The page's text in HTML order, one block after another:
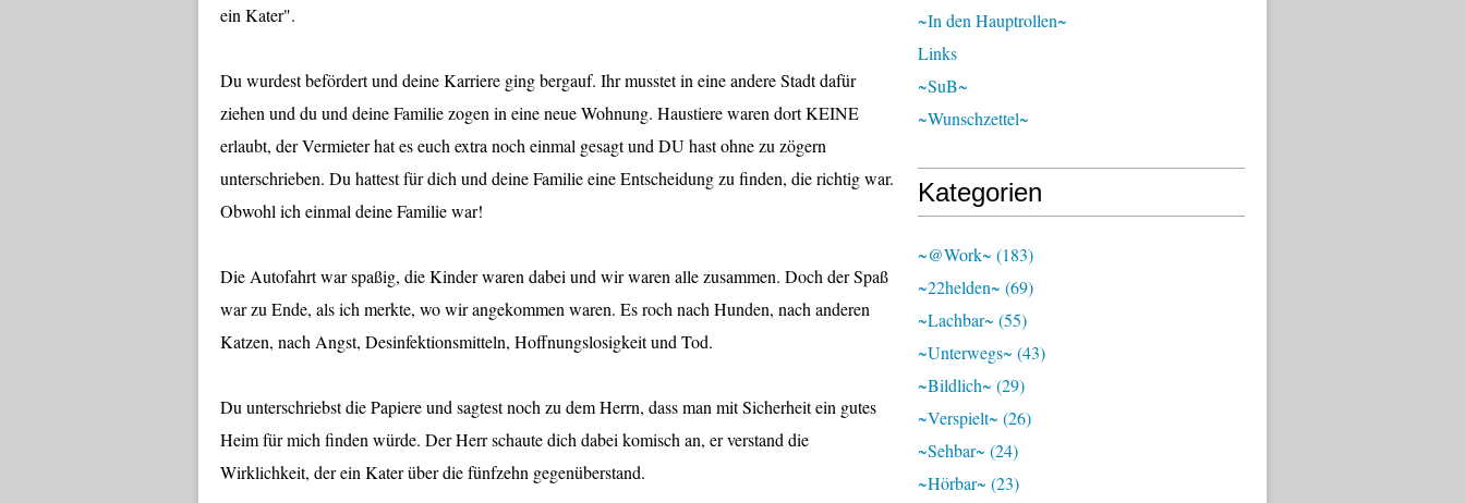
ein Kater".
Du wurdest befördert und deine Karriere ging bergauf. Ihr musstet in eine andere Stadt dafür
ziehen und du und deine Familie zogen in eine neue Wohnung. Haustiere waren dort KEINE
erlaubt, der Vermieter hat es euch extra noch einmal gesagt und DU hast ohne zu zögern
unterschrieben. Du hattest für dich und deine Familie eine Entscheidung zu finden, die richtig war.
Obwohl ich einmal deine Familie war!
Die Autofahrt war spaßig, die Kinder waren dabei und wir waren alle zusammen. Doch der Spaß
war zu Ende, als ich merkte, wo wir angekommen waren. Es roch nach Hunden, nach anderen
Katzen, nach Angst, Desinfektionsmitteln, Hoffnungslosigkeit und Tod.
Du unterschriebst die Papiere und sagtest noch zu dem Herrn, dass man mit Sicherheit ein gutes
Heim für mich finden würde. Der Herr schaute dich dabei komisch an, er verstand die
Wirklichkeit, der ein Kater über die fünfzehn gegenüberstand.
~In den Hauptrollen~
Links
~SuB~
~Wunschzettel~
Kategorien
~@work~ (183)
~22helden~ (69)
~lachbar~ (55)
~unterwegs~ (43)
~bildlich~ (29)
~verspielt~ (26)
~sehbar~ (24)
~hörbar~ (23)